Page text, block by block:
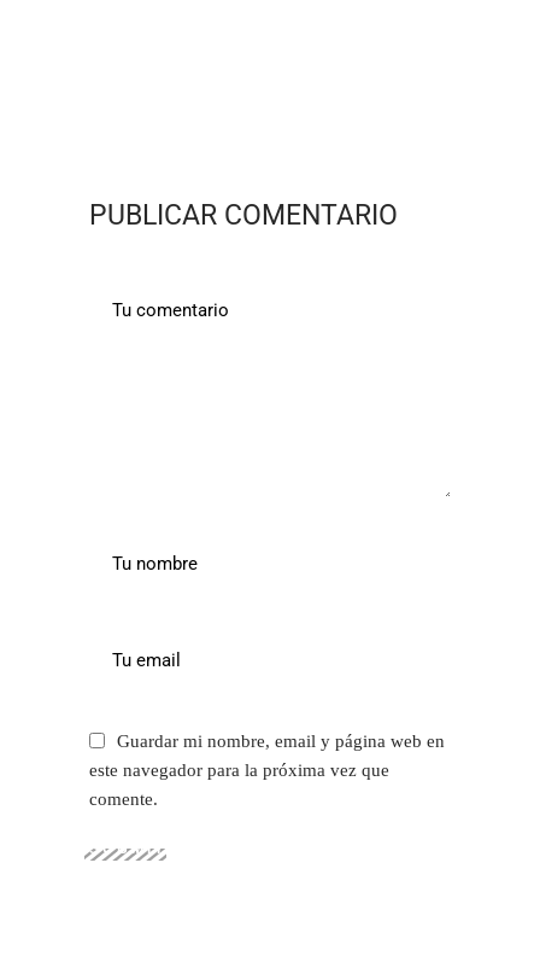
PUBLICAR COMENTARIO
Guardar mi nombre, email y página web en
este navegador para la próxima vez que
comente.
SUBMIT